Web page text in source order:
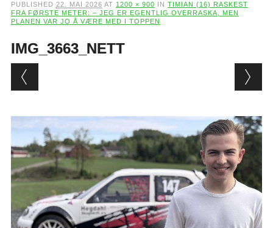
PUBLISHED 22. MAI 2026 AT 1200 × 900 IN TIMIAN (16) RASKEST
FRA FØRSTE METER: – JEG ER EGENTLIG OVERRASKA, MEN
PLANEN VAR JO Å VÆRE MED I TOPPEN
IMG_3663_NETT